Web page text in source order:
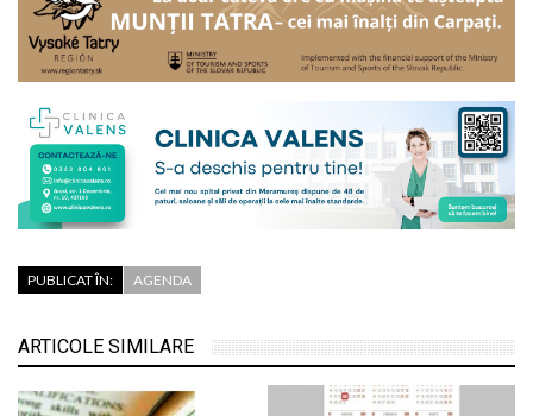
PUBLICAT ÎN: AGENDA
ARTICOLE SIMILARE